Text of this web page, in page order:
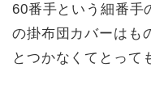
60番手という細番手
の掛布団カバーはも
とつかなくてとって